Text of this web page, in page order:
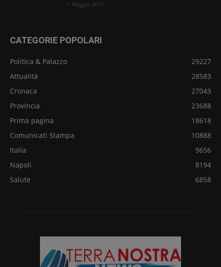
1 Maggio 2017
CATEGORIE POPOLARI
Politica & Palazzo
29227
Attualità
28583
Cronaca
27043
Provincia
23688
Prima pagina
18618
Comunicati Stampa
10888
Italia
9656
Napoli
8194
Salute
6858